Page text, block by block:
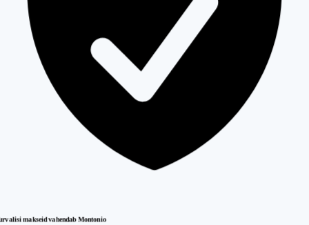
makseid vahendab Montonio